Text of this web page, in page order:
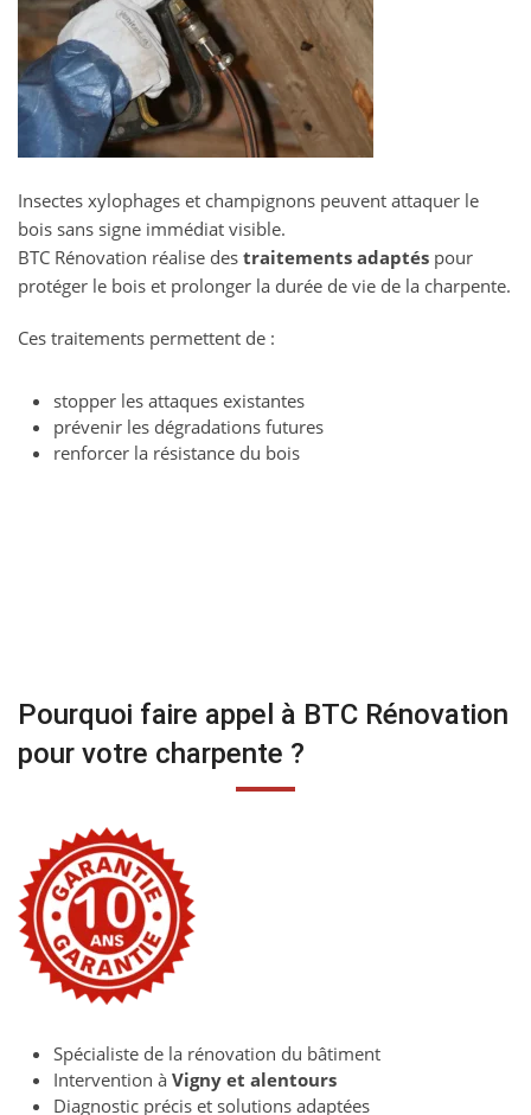
Insectes xylophages et champignons peuvent attaquer le
bois sans signe immédiat visible.
BTC Rénovation réalise des traitements adaptés pour
protéger le bois et prolonger la durée de vie de la charpente.
Ces traitements permettent de :
stopper les attaques existantes
prévenir les dégradations futures
renforcer la résistance du bois
Pourquoi faire appel à BTC Rénovation
pour votre charpente ?
Spécialiste de la rénovation du bâtiment
Intervention à Vigny et alentours
Diagnostic précis et solutions adaptées